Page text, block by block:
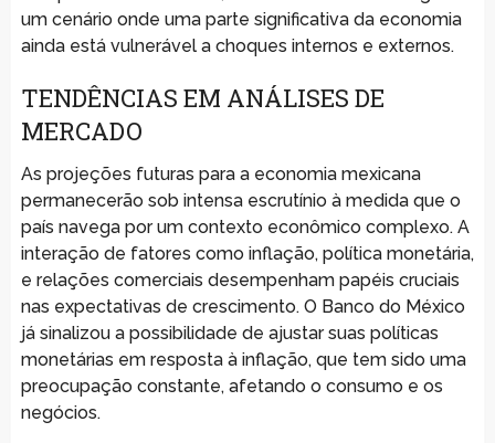
um cenário onde uma parte significativa da economia
ainda está vulnerável a choques internos e externos.
TENDÊNCIAS EM ANÁLISES DE
MERCADO
As projeções futuras para a economia mexicana
permanecerão sob intensa escrutínio à medida que o
país navega por um contexto econômico complexo. A
interação de fatores como inflação, política monetária,
e relações comerciais desempenham papéis cruciais
nas expectativas de crescimento. O Banco do México
já sinalizou a possibilidade de ajustar suas políticas
monetárias em resposta à inflação, que tem sido uma
preocupação constante, afetando o consumo e os
negócios.